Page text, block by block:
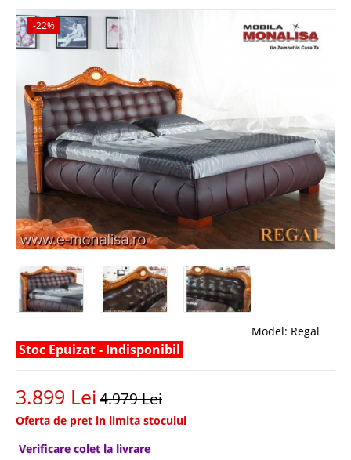
-22%
Model: Regal
Stoc Epuizat - Indisponibil
3.899 Lei4.979 Lei
Oferta de pret in limita stocului
Verificare colet la livrare